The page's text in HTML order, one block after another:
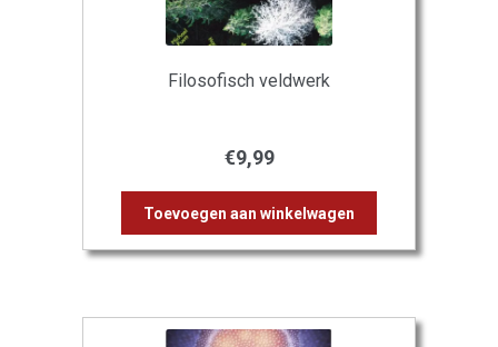
Filosofisch veldwerk
€9,99
Toevoegen aan winkelwagen